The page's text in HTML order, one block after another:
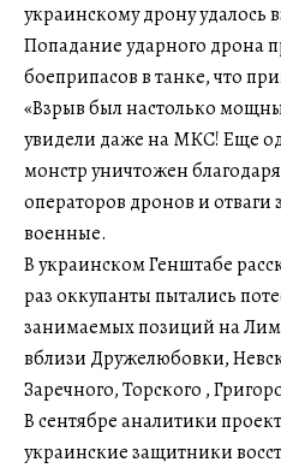
украинскому дрону удалось
Попадание ударного дрона
боеприпасов в танке, что
«Взрыв был настолько
увидели даже на МКС! Еще
монстр уничтожен
операторов дронов и
военные.
В украинском Генштабе
раз оккупанты пытались
занимаемых позиций на
вблизи Дружелюбовки,
Заречного, Торского ,
В сентябре аналитики
украинские защитники